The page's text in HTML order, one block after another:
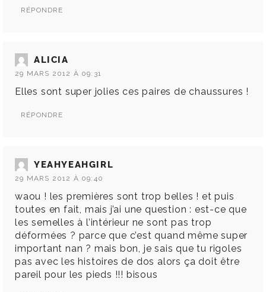
RÉPONDRE
ALICIA
29 MARS 2012 À 09:31
Elles sont super jolies ces paires de chaussures !
RÉPONDRE
YEAHYEAHGIRL
29 MARS 2012 À 09:40
waou ! les premières sont trop belles ! et puis
toutes en fait, mais j’ai une question : est-ce que
les semelles à l’intérieur ne sont pas trop
déformées ? parce que c’est quand même super
important nan ? mais bon, je sais que tu rigoles
pas avec les histoires de dos alors ça doit être
pareil pour les pieds !!! bisous